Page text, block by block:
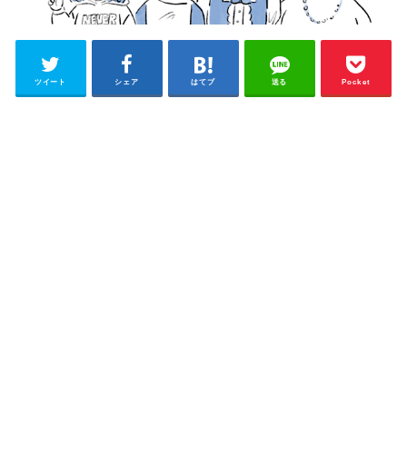
ツイート シェア はてブ 送る Pocket